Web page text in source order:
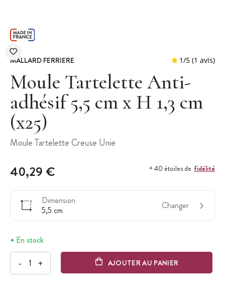
MALLARD FERRIERE
Moule Tartelette Anti-
adhésif 5,5 cm x H 1,3 cm
(x25)
Moule Tartelette Creuse Unie
40,29 € + 40 étoiles de fidélité
Dimension
5,5 cm
Changer
En stock
- + AJOUTER AU PANIER